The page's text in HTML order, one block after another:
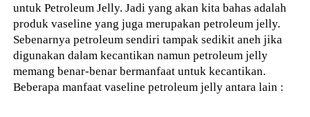
untuk Petroleum Jelly. Jadi yang akan kita bahas adalah
produk vaseline yang juga merupakan petroleum jelly.
Sebenarnya petroleum sendiri tampak sedikit aneh jika
digunakan dalam kecantikan namun petroleum jelly
memang benar-benar bermanfaat untuk kecantikan.
Beberapa manfaat vaseline petroleum jelly antara lain :